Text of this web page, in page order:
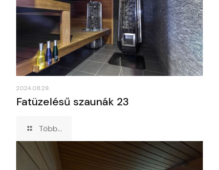
2024.08.29.
Fatüzelésű szaunák 23
Több...